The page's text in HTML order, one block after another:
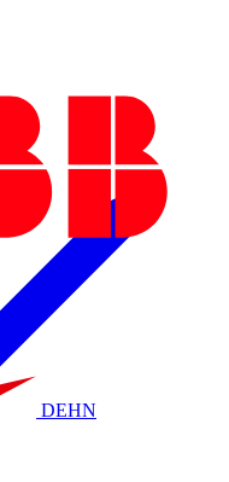
DEHN